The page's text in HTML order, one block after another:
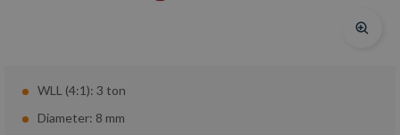
WLL (4:1): 3 ton
Diameter: 8 mm